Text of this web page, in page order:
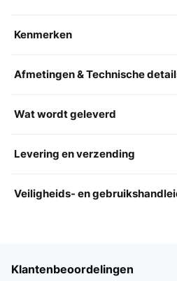
Kenmerken
Afmetingen & Technische
Wat wordt geleverd
Levering en verzending
Veiligheids- en
Klantenbeoordelingen